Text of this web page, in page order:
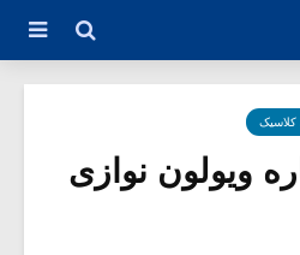
ویولون نوازی